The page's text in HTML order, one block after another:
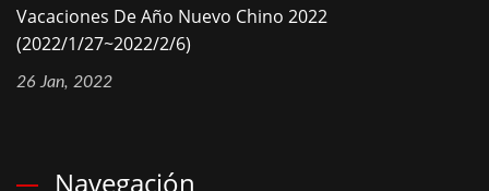
Vacaciones De Año Nuevo Chino 2022
(2022/1/27~2022/2/6)
26 Jan, 2022
Navegación